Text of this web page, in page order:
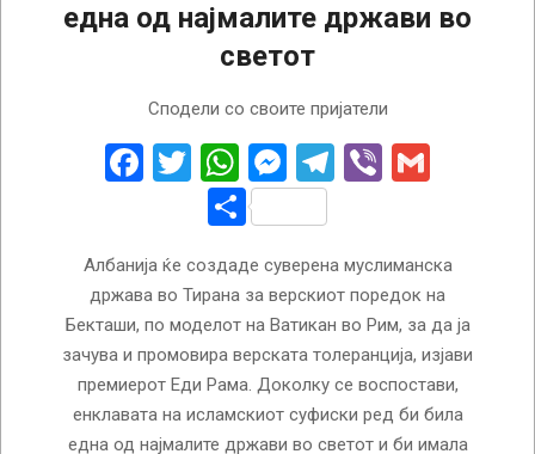
една од најмалите држави во
светот
Сподели со своите пријатели
Facebook
Twitter
WhatsApp
Messenger
Telegram
Viber
Share
Албанија ќе создаде суверена муслиманска
држава во Тирана за верскиот поредок на
Бекташи, по моделот на Ватикан во Рим, за да ја
зачува и промовира верската толеранција, изјави
премиерот Еди Рама. Доколку се воспостави,
енклавата на исламскиот суфиски ред би била
една од најмалите држави во светот и би имала